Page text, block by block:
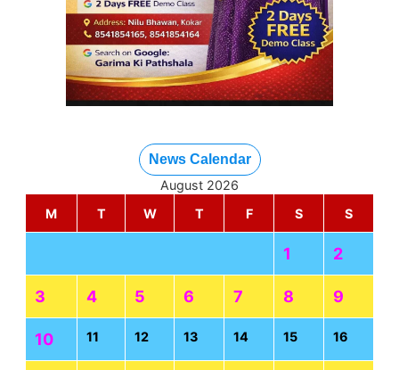
News Calendar
August 2026
M
T W T F S S
1 2
3 4 5 6 7 8 9
10 11 12 13 14 15 16